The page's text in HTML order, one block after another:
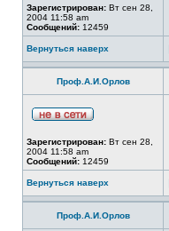
Зарегистрирован: Вт сен 28,
2004 11:58 am
Сообщений: 12459
Вернуться наверх
Проф.А.И.Орлов
Зарегистрирован: Вт сен 28,
2004 11:58 am
Сообщений: 12459
Вернуться наверх
Проф.А.И.Орлов